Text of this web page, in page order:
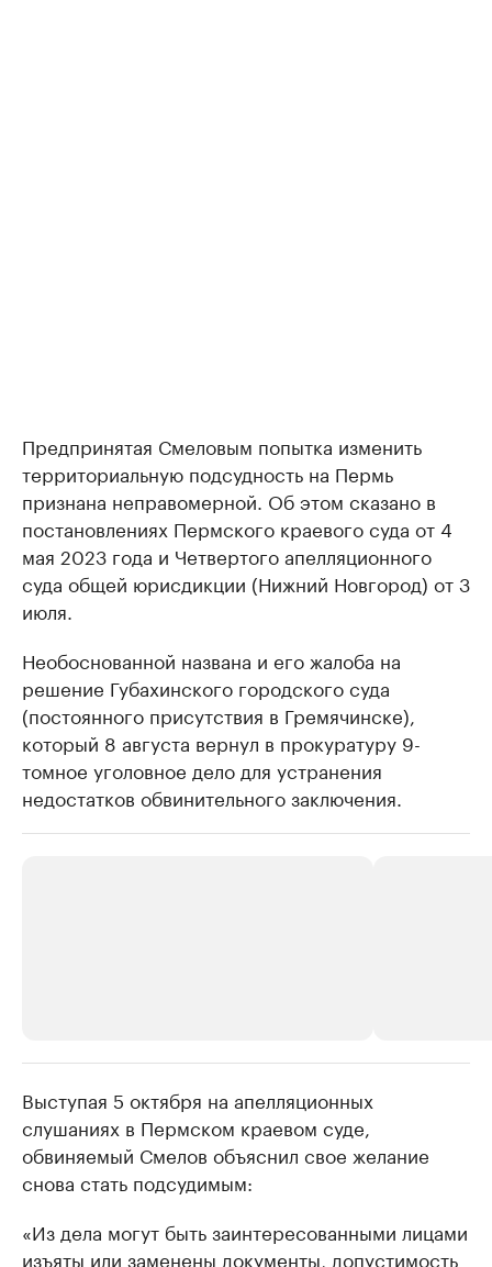
Предпринятая Смеловым попытка изменить
территориальную подсудность на Пермь
признана неправомерной. Об этом сказано в
постановлениях Пермского краевого суда от 4
мая 2023 года и Четвертого апелляционного
суда общей юрисдикции (Нижний Новгород) от 3
июля.
Необоснованной названа и его жалоба на
решение Губахинского городского суда
(постоянного присутствия в Гремячинске),
который 8 августа вернул в прокуратуру 9-
томное уголовное дело для устранения
недостатков обвинительного заключения.
Крупные организации в
нефтегазовой промышленности
Найдите и проверьте данные в каталоге
Выступая 5 октября на апелляционных
слушаниях в Пермском краевом суде,
обвиняемый Смелов объяснил свое желание
снова стать подсудимым:
«Из дела могут быть заинтересованными лицами
изъяты или заменены документы, допустимость